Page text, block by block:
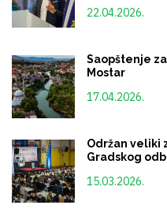
22.04.2026.
Saopštenje
Mostar
17.04.2026.
Održan veliki
Gradskog
15.03.2026.